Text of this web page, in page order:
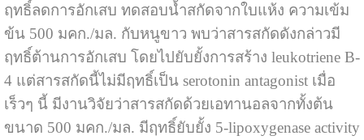
ฤทธิ์ลดการอักเสบ ทดสอบน้ำสกัดจากใบแห้ง ความเข้ม
ข้น 500 มคก./มล. กับหนูขาว พบว่าสารสกัดดังกล่าวมี
ฤทธิ์ต้านการอักเสบ โดยไปยับยั้งการสร้าง leukotriene B-
4 แต่สารสกัดนี้ไม่มีฤทธิ์เป็น serotonin antagonist เมื่อ
เร็วๆ นี้ มีงานวิจัยว่าสารสกัดด้วยเอทานอลจากทั้งต้น
ขนาด 500 มคก./มล. มีฤทธิ์ยับยั้ง 5-lipoxygenase activity